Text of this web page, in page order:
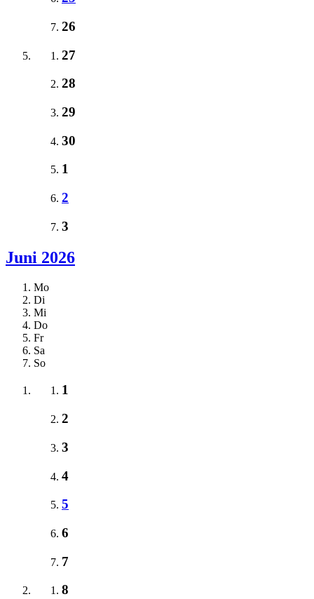
26
27
28
29
30
1
2
3
Juni 2026
Mo
Di
Mi
Do
Fr
Sa
So
1
2
3
4
5
6
7
8